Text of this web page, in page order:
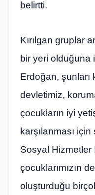
belirtti.
Kırılgan gruplar
bir yeri olduğuna
Erdoğan, şunları
devletimiz,
çocukların iyi
karşılanması
Sosyal Hizmetler
çocuklarımızın
oluşturduğu